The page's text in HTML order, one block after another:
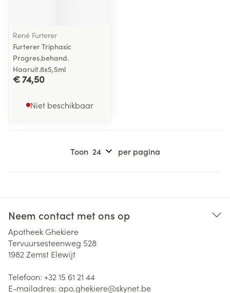
René Furterer
Furterer Triphasic
Progres.behand.
Haaruit.8x5,5ml
€ 74,50
Niet beschikbaar
Toon per pagina
Neem contact met ons op
Apotheek Ghekiere
Tervuursesteenweg 528
1982 Zemst Elewijt
Telefoon: +32 15 61 21 44
E-mailadres: apo.ghekiere@skynet.be